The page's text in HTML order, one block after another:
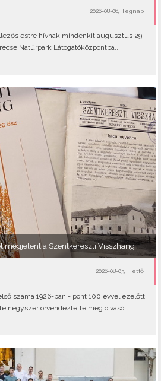
2026-08-06, Tegnap
estre hívnak mindenkit augusztus 29-
Natúrpark Látogatóközpontba..
megjelent a Szentkereszti Visszhang
2026-08-03, Hétfő
száma 1926-ban - pont 100 évvel ezelőtt
négyszer örvendeztette meg olvasóit